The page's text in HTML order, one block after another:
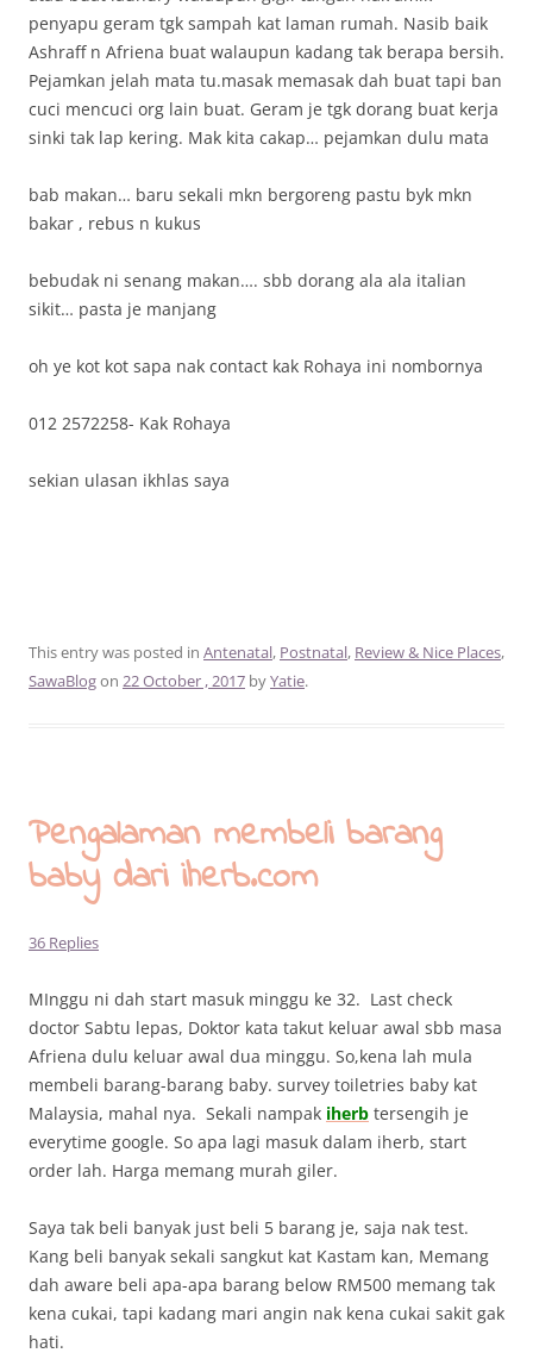
penyapu geram tgk sampah kat laman rumah. Nasib baik
Ashraff n Afriena buat walaupun kadang tak berapa bersih.
Pejamkan jelah mata tu.masak memasak dah buat tapi ban
cuci mencuci org lain buat. Geram je tgk dorang buat kerja
sinki tak lap kering. Mak kita cakap… pejamkan dulu mata
bab makan… baru sekali mkn bergoreng pastu byk mkn
bakar , rebus n kukus
bebudak ni senang makan…. sbb dorang ala ala italian
sikit… pasta je manjang
oh ye kot kot sapa nak contact kak Rohaya ini nombornya
012 2572258- Kak Rohaya
sekian ulasan ikhlas saya
This entry was posted in Antenatal, Postnatal, Review & Nice Places,
SawaBlogon 22 October , 2017 byYatie.
Pengalaman membeli barang
baby dari iherb.com
36 Replies
MInggu ni dah start masuk minggu ke 32. Last check
doctor Sabtu lepas, Doktor kata takut keluar awal sbb masa
Afriena dulu keluar awal dua minggu. So,kena lah mula
membeli barang-barang baby. survey toiletries baby kat
Malaysia, mahal nya. Sekali nampak iherb tersengih je
everytime google. So apa lagi masuk dalam iherb, start
order lah. Harga memang murah giler.
Saya tak beli banyak just beli 5 barang je, saja nak test.
Kang beli banyak sekali sangkut kat Kastam kan, Memang
dah aware beli apa-apa barang below RM500 memang tak
kena cukai, tapi kadang mari angin nak kena cukai sakit gak
hati.